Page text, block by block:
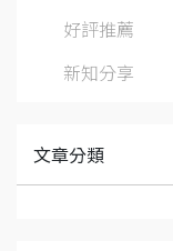
好評推薦
新知分享
文章分類